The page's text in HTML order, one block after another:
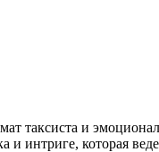
таксиста и
интриге, которая